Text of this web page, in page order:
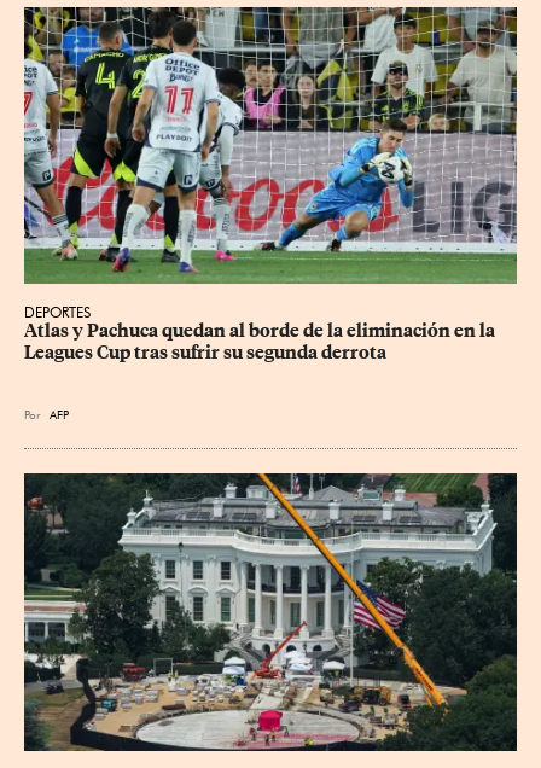
DEPORTES
Atlas y Pachuca quedan al borde de la eliminación en la
Leagues Cup tras sufrir su segunda derrota
Por AFP